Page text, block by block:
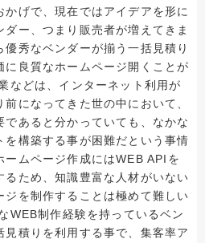
かげで、現在ではアイデアを形に
ー、つまり販売者が増えてきま
優秀なベンダーが揃う一括見積り
に良質なホームページ開くことが
などは、インターネット利用が
になってきた世の中において、
であると分かっていても、なかな
を構築する事が困難だという事情
ームページ作成にはWEB APIを
るため、知識豊富な人材がいない
ジを制作することは極めて難しい
WEB制作経験を持っているベン
見積りを利用する事で、集客率ア